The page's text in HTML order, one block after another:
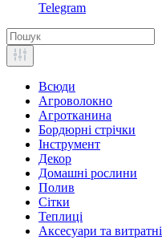
Telegram
Всюди
Агроволокно
Агротканина
Бордюрні стрічки
Інструмент
Декор
Домашні рослини
Полив
Сітки
Теплиці
Аксесуари та витратні